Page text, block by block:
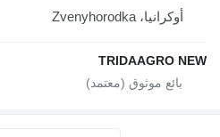
أوكرانيا، Zvenyhorodka
TRIDAAGRO NEW